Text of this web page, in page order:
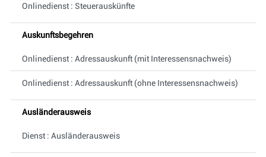
Onlinedienst : Steuerauskünfte
Auskunftsbegehren
Onlinedienst : Adressauskunft (mit Interessensnachweis)
Onlinedienst : Adressauskunft (ohne Interessensnachweis)
Ausländerausweis
Dienst : Ausländerausweis